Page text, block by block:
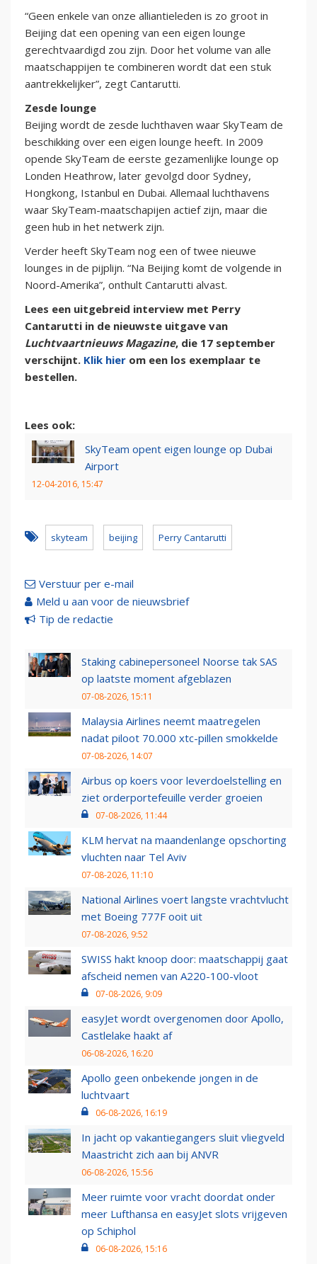
“Geen enkele van onze alliantieleden is zo groot in
Beijing dat een opening van een eigen lounge
gerechtvaardigd zou zijn. Door het volume van alle
maatschappijen te combineren wordt dat een stuk
aantrekkelijker”, zegt Cantarutti.
Zesde lounge
Beijing wordt de zesde luchthaven waar SkyTeam de
beschikking over een eigen lounge heeft. In 2009
opende SkyTeam de eerste gezamenlijke lounge op
Londen Heathrow, later gevolgd door Sydney,
Hongkong, Istanbul en Dubai. Allemaal luchthavens
waar SkyTeam-maatschapijen actief zijn, maar die
geen hub in het netwerk zijn.
Verder heeft SkyTeam nog een of twee nieuwe
lounges in de pijplijn. “Na Beijing komt de volgende in
Noord-Amerika”, onthult Cantarutti alvast.
Lees een uitgebreid interview met Perry
Cantarutti in de nieuwste uitgave van
Luchtvaartnieuws Magazine, die 17 september
verschijnt. Klik hier om een los exemplaar te
bestellen.
Lees ook:
SkyTeam opent eigen lounge op Dubai
Airport
12-04-2016, 15:47
skyteam beijing Perry Cantarutti
Verstuur per e-mail
Meld u aan voor de nieuwsbrief
Tip de redactie
Staking cabinepersoneel Noorse tak SAS
op laatste moment afgeblazen
07-08-2026, 15:11
Malaysia Airlines neemt maatregelen
nadat piloot 70.000 xtc-pillen smokkelde
07-08-2026, 14:07
Airbus op koers voor leverdoelstelling en
ziet orderportefeuille verder groeien
07-08-2026, 11:44
KLM hervat na maandenlange opschorting
vluchten naar Tel Aviv
07-08-2026, 11:10
National Airlines voert langste vrachtvlucht
met Boeing 777F ooit uit
07-08-2026, 9:52
SWISS hakt knoop door: maatschappij gaat
afscheid nemen van A220-100-vloot
07-08-2026, 9:09
easyJet wordt overgenomen door Apollo,
Castlelake haakt af
06-08-2026, 16:20
Apollo geen onbekende jongen in de
luchtvaart
06-08-2026, 16:19
In jacht op vakantiegangers sluit vliegveld
Maastricht zich aan bij ANVR
06-08-2026, 15:56
Meer ruimte voor vracht doordat onder
meer Lufthansa en easyJet slots vrijgeven
op Schiphol
06-08-2026, 15:16